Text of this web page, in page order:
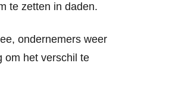
te zetten in daden.
ondernemers weer
om het verschil te